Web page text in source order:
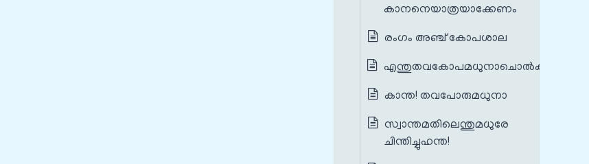
കാനനെയാത്രയാക്കേണം
രംഗം അഞ്ച് കോപശാല
എന്തുതവകോപമധുനാചൊല്‍കമമ
കാന്ത! തവപോരുമധുനാ
സ്വാന്തമതിലെന്തുമധുരേ
ചിന്തിച്ചുഹന്ത!